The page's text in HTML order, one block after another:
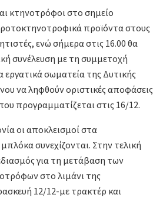
κτηνοτρόφοι στο σημείο
προϊόντα στους
ενώ σήμερα στις 16.00 θα
συνέλευση με τη συμμετοχή
σωματεία της Δυτικής
να ληφθούν οριστικές αποφάσεις
προγραμματίζεται στις 16/12.
οι αποκλεισμοί στα
συνεχίζονται. Στην τελική
για τη μετάβαση των
στο λιμάνι της
12/12-με τρακτέρ και